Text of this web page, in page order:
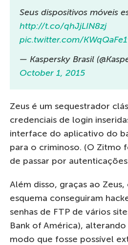
Seus dispositivos móveis
http://t.co/qhJjLIN8zj
pic.twitter.com/
— Kaspersky Brasil
October 1, 2015
Zeus é um sequestrador
credenciais de login
interface do aplicativo do
para o criminoso. (O Zitmo
de passar por
Além disso, graças ao
esquema conseguiram
senhas de FTP de vários
Bank of América),
modo que fosse possível